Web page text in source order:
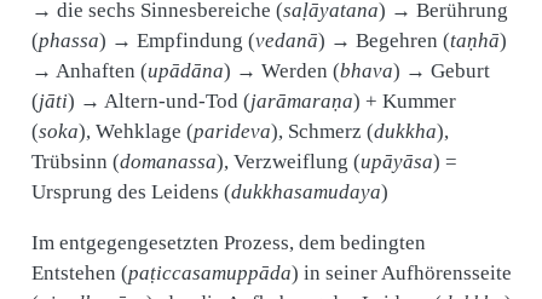
→ die sechs Sinnesbereiche (saḷāyatana) → Berührung
(phassa) → Empfindung (vedanā) → Begehren (taṇhā)
→ Anhaften (upādāna) → Werden (bhava) → Geburt
(jāti) → Altern-und-Tod (jarāmaraṇa) + Kummer
(soka), Wehklage (parideva), Schmerz (dukkha),
Trübsinn (domanassa), Verzweiflung (upāyāsa) =
Ursprung des Leidens (dukkhasamudaya)
Im entgegengesetzten Prozess, dem bedingten
Entstehen (paṭiccasamuppāda) in seiner Aufhörensseite